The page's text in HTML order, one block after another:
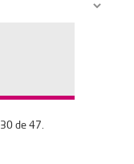
de 47.